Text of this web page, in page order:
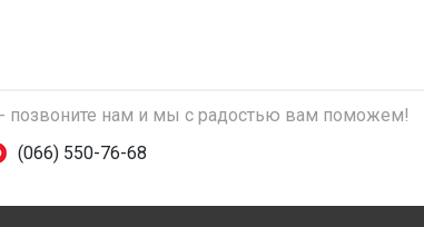
- позвоните нам и мы с радостью вам поможем!
(066) 550-76-68